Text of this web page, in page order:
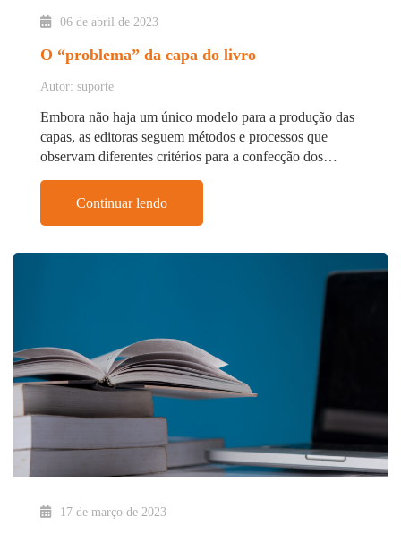
06 de abril de 2023
O “problema” da capa do livro
Autor: suporte
Embora não haja um único modelo para a produção das
capas, as editoras seguem métodos e processos que
observam diferentes critérios para a confecção dos…
Continuar lendo
17 de março de 2023